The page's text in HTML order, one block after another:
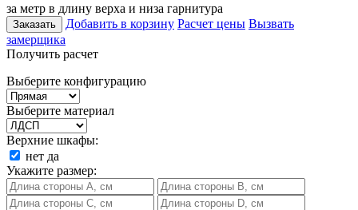
за метр в длину верха и низа гарнитура
Заказать Добавить в корзину Расчет цены Вызвать
замерщика
Получить расчет
Выберите конфигурацию
Выберите материал
Верхние шкафы:
нет да
Укажите размер: